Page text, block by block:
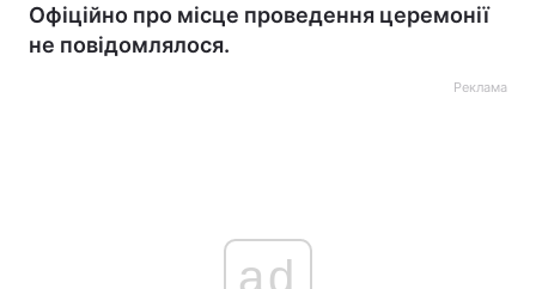
Офіційно про місце проведення церемонії
не повідомлялося.
Реклама
ad